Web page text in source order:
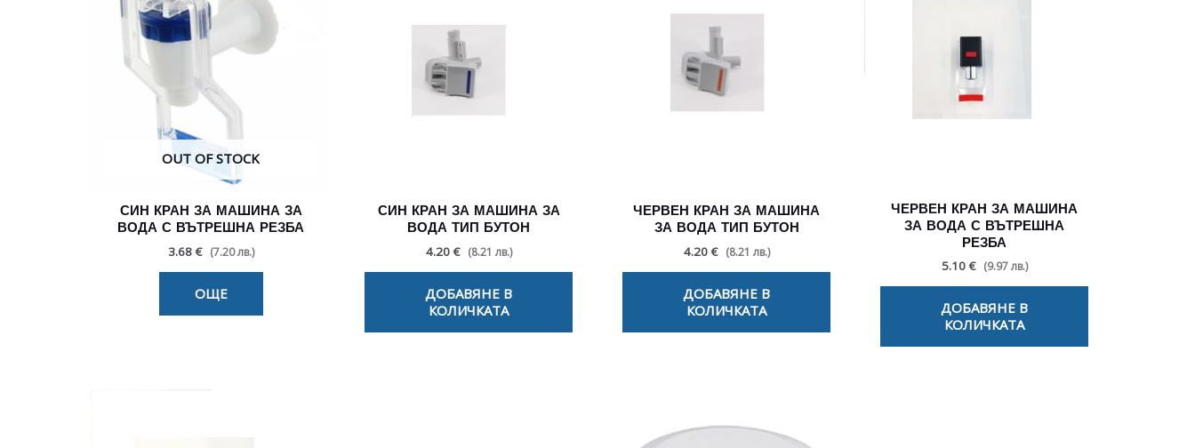
OUT OF STOCK
СИН КРАН ЗА МАШИНА ЗА
ВОДА С ВЪТРЕШНА РЕЗБА
3.68 € (7.20 лв.)
ОЩЕ
СИН КРАН ЗА МАШИНА ЗА
ВОДА ТИП БУТОН
4.20 € (8.21 лв.)
ДОБАВЯНЕ В
КОЛИЧКАТА
ЧЕРВЕН КРАН ЗА МАШИНА
ЗА ВОДА ТИП БУТОН
4.20 € (8.21 лв.)
ДОБАВЯНЕ В
КОЛИЧКАТА
ЧЕРВЕН КРАН ЗА МАШИНА
ЗА ВОДА С ВЪТРЕШНА
РЕЗБА
5.10 € (9.97 лв.)
ДОБАВЯНЕ В
КОЛИЧКАТА